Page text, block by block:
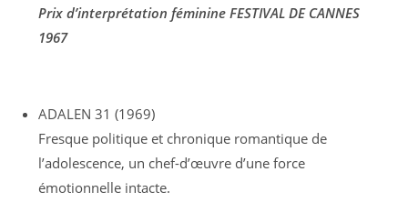
Prix d’interprétation féminine FESTIVAL DE CANNES
1967
ADALEN 31 (1969)
Fresque politique et chronique romantique de
l’adolescence, un chef-d’œuvre d’une force
émotionnelle intacte.